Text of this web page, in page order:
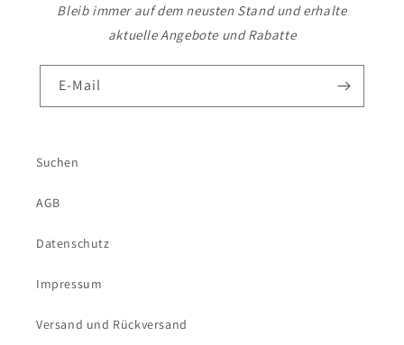
Bleib immer auf dem neusten Stand und erhalte
aktuelle Angebote und Rabatte
E-Mail
Suchen
AGB
Datenschutz
Impressum
Versand und Rückversand